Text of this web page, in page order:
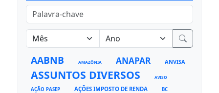
AABNB AMAZÔNIA ANAPAR ANVISA
ASSUNTOS DIVERSOS AVISO
AÇÃO PASEP AÇÕES IMPOSTO DE RENDA BC